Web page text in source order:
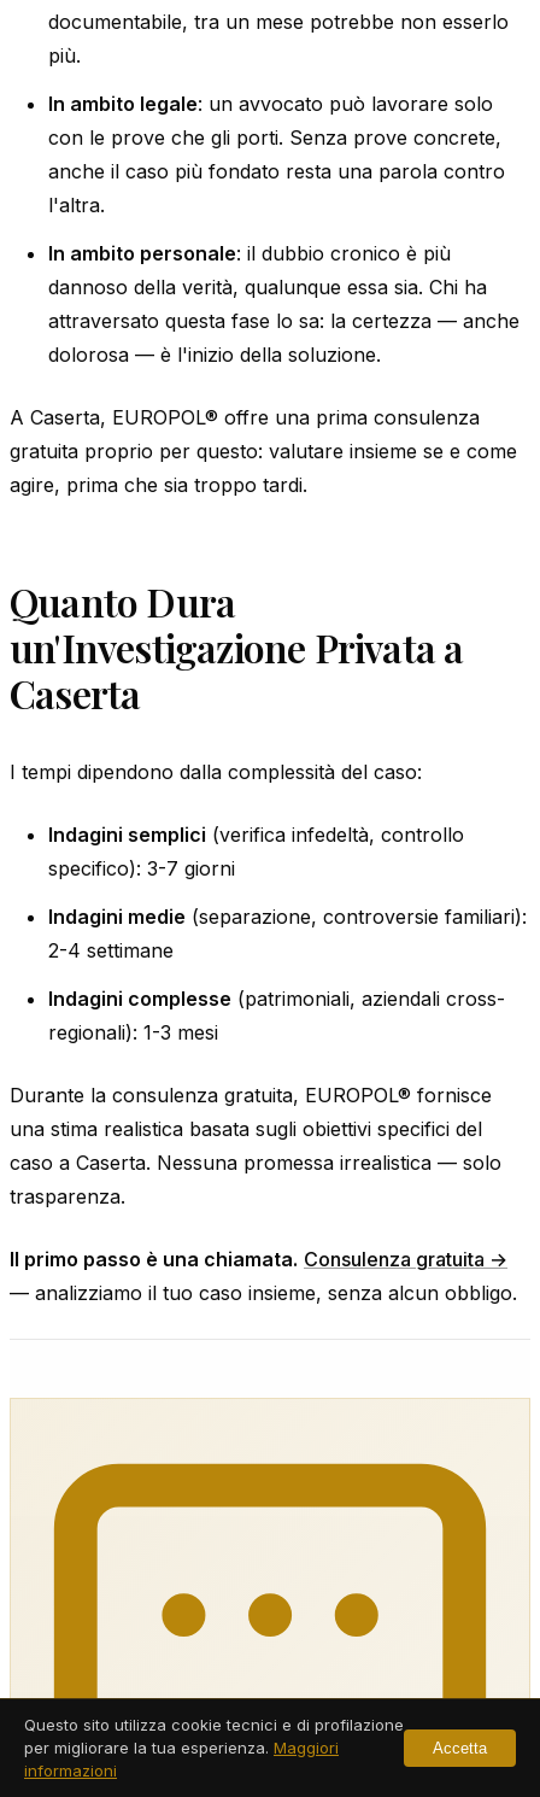
documentabile, tra un mese potrebbe non esserlo
più.
In ambito legale: un avvocato può lavorare solo
con le prove che gli porti. Senza prove concrete,
anche il caso più fondato resta una parola contro
l'altra.
In ambito personale: il dubbio cronico è più
dannoso della verità, qualunque essa sia. Chi ha
attraversato questa fase lo sa: la certezza — anche
dolorosa — è l'inizio della soluzione.
A Caserta, EUROPOL® offre una prima consulenza
gratuita proprio per questo: valutare insieme se e come
agire, prima che sia troppo tardi.
Quanto Dura
un'Investigazione Privata a
Caserta
I tempi dipendono dalla complessità del caso:
Indagini semplici (verifica infedeltà, controllo
specifico): 3-7 giorni
Indagini medie (separazione, controversie familiari):
2-4 settimane
Indagini complesse (patrimoniali, aziendali cross-
regionali): 1-3 mesi
Durante la consulenza gratuita, EUROPOL® fornisce
una stima realistica basata sugli obiettivi specifici del
caso a Caserta. Nessuna promessa irrealistica — solo
trasparenza.
Il primo passo è una chiamata. Consulenza gratuita →
— analizziamo il tuo caso insieme, senza alcun obbligo.
Questo sito utilizza cookie tecnici e di profilazione
per migliorare la tua esperienza. Maggiori
informazioni
Accetta